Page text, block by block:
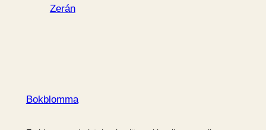
Zerán
Bokblomma